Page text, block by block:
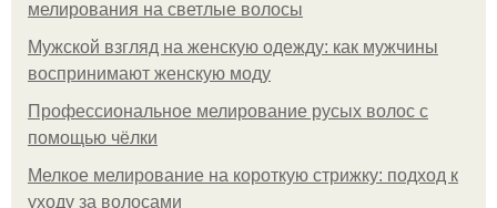
мелирования на светлые волосы
Мужской взгляд на женскую одежду: как мужчины
воспринимают женскую моду
Профессиональное мелирование русых волос с
помощью чёлки
Мелкое мелирование на короткую стрижку: подход к
уходу за волосами